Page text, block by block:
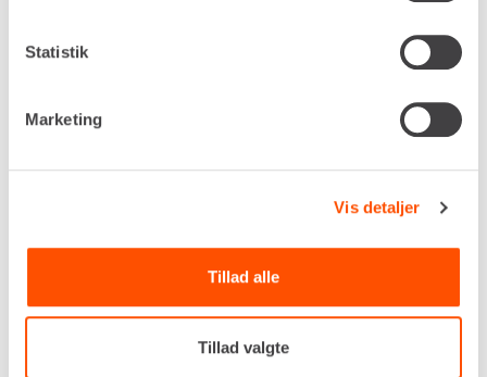
Statistik
Marketing
Vis detaljer
Tillad alle
Tillad valgte
5.260 mm
Egenvægt
nummer er påkrævet.
Flere informationer